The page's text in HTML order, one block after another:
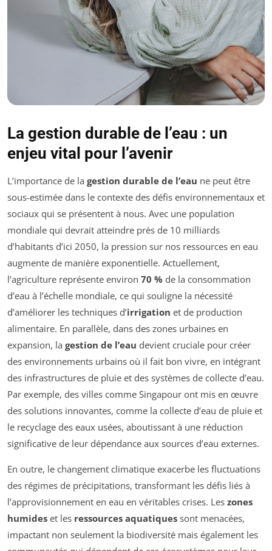
La gestion durable de l’eau : un
enjeu vital pour l’avenir
L’importance de la gestion durable de l’eau ne peut être
sous-estimée dans le contexte des défis environnementaux et
sociaux qui se présentent à nous. Avec une population
mondiale qui devrait atteindre près de 10 milliards
d’habitants d’ici 2050, la pression sur nos ressources en eau
augmente de manière exponentielle. Actuellement,
l’agriculture représente environ 70 % de la consommation
d’eau à l’échelle mondiale, ce qui souligne la nécessité
d’améliorer les techniques d’irrigation et de production
alimentaire. En parallèle, dans des zones urbaines en
expansion, la gestion de l’eau devient cruciale pour créer
des environnements urbains où il fait bon vivre, en intégrant
des infrastructures de pluie et des systèmes de collecte d’eau.
Par exemple, des villes comme Singapour ont mis en œuvre
des solutions innovantes, comme la collecte d’eau de pluie et
le recyclage des eaux usées, aboutissant à une réduction
significative de leur dépendance aux sources d’eau externes.
En outre, le changement climatique exacerbe les fluctuations
des régimes de précipitations, transformant les défis liés à
l’approvisionnement en eau en véritables crises. Les zones
humides et les ressources aquatiques sont menacées,
impactant non seulement la biodiversité mais également les